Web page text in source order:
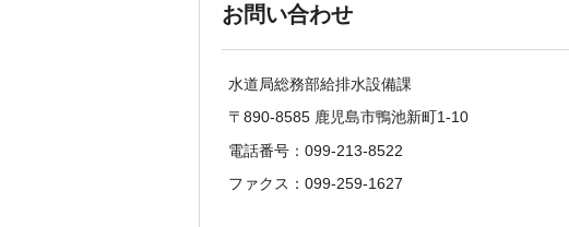
お問い合わせ
水道局総務部給排水設備課
〒890-8585 鹿児島市鴨池新町1-10
電話番号：099-213-8522
ファクス：099-259-1627